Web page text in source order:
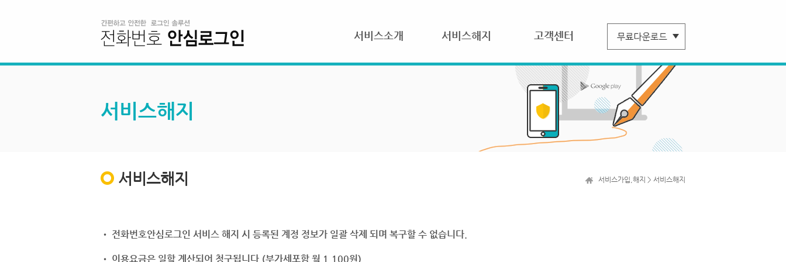
서비스소개 서비스해지 고객센터
서비스해지
서비스해지 서비스가입,해지 > 서비스해지
• 전화번호안심로그인 서비스 해지 시 등록된 계정 정보가 일괄 삭제 되며 복구할 수 없습니다.
• 이용요금은 일할 계산되어 청구됩니다.(부가세포함 월 1,100원)